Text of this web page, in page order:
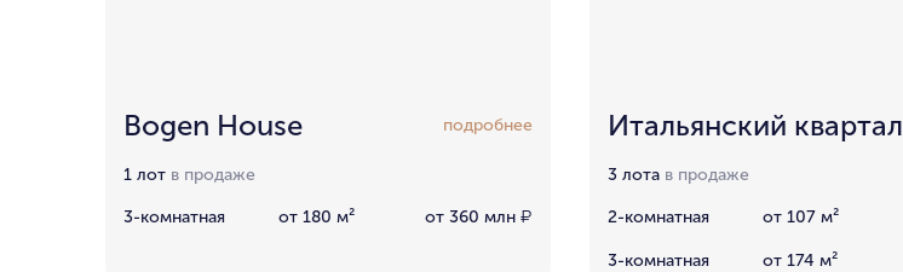
Bogen House подробнее
1 лот в продаже
3-комнатная от 180 м² от 360 млн₽
Итальянский квартал
3 лота в продаже
2-комнатная от 107 м²
3-комнатная от 174 м²